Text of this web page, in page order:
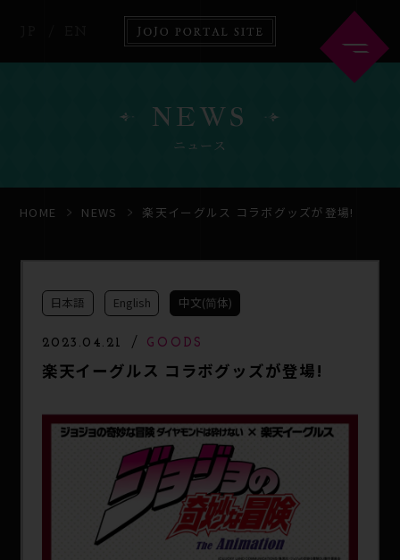
HOME ABOUT
COMICS
SPECIAL
NEWS
ニュース
HOME NEWS 楽天イーグルス コラボグッズが登場!
日本語 English 中文(简体)
2023.04.21 GOODS
楽天イーグルス コラボグッズが登場!